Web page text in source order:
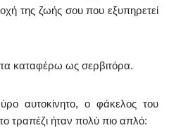
της ζωής σου που εξυπηρετεί
καταφέρω ως σερβιτόρα.
αυτοκίνητο, ο φάκελος του
τραπέζι ήταν πολύ πιο απλό: